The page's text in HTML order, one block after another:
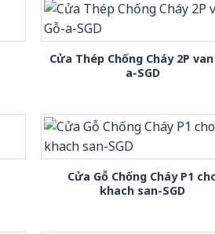
Cửa Thép Chống Cháy 2P
a-SGD
Cửa Gỗ Chống Cháy P1
khach san-SGD